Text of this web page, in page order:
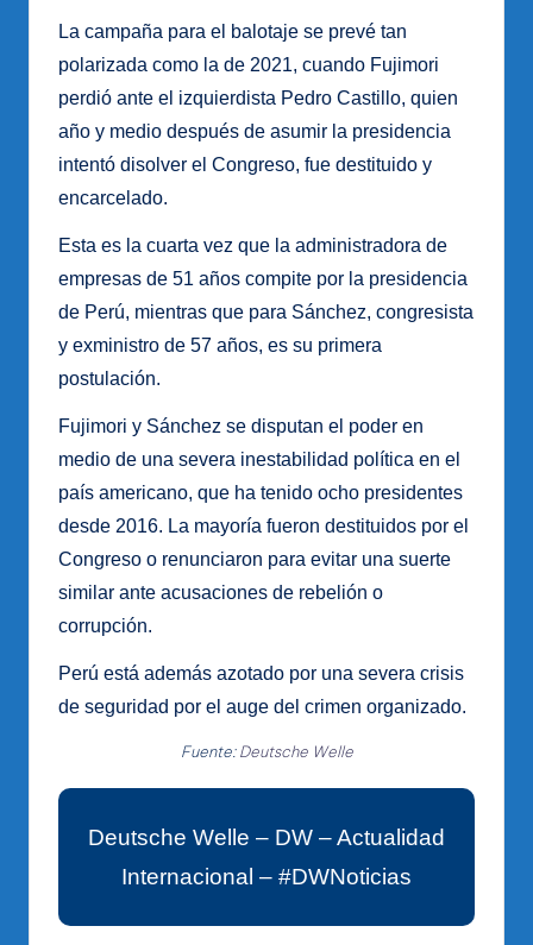
La campaña para el balotaje se prevé tan
polarizada como la de 2021, cuando Fujimori
perdió ante el izquierdista Pedro Castillo, quien
año y medio después de asumir la presidencia
intentó disolver el Congreso, fue destituido y
encarcelado.
Esta es la cuarta vez que la administradora de
empresas de 51 años compite por la presidencia
de Perú, mientras que para Sánchez, congresista
y exministro de 57 años, es su primera
postulación.
Fujimori y Sánchez se disputan el poder en
medio de una severa inestabilidad política en el
país americano, que ha tenido ocho presidentes
desde 2016. La mayoría fueron destituidos por el
Congreso o renunciaron para evitar una suerte
similar ante acusaciones de rebelión o
corrupción.
Perú está además azotado por una severa crisis
de seguridad por el auge del crimen organizado.
Fuente:Deutsche Welle
Deutsche Welle – DW – Actualidad
Internacional – #DWNoticias